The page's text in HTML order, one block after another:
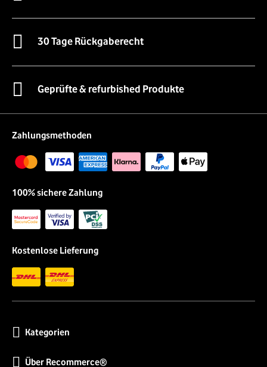
30 Tage Rückgaberecht
Geprüfte & refurbished Produkte
Zahlungsmethoden
100% sichere Zahlung
Kostenlose Lieferung
Kategorien
Über Recommerce®